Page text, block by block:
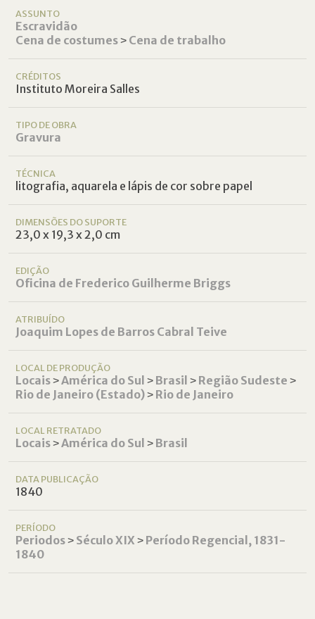
ASSUNTO
Escravidão
Cena de costumes˃ Cena de trabalho
CRÉDITOS
Instituto Moreira Salles
TIPO DE OBRA
Gravura
TÉCNICA
litografia, aquarela e lápis de cor sobre papel
DIMENSÕES DO SUPORTE
23,0 x 19,3 x 2,0 cm
EDIÇÃO
Oficina de Frederico Guilherme Briggs
ATRIBUÍDO
Joaquim Lopes de Barros Cabral Teive
LOCAL DE PRODUÇÃO
Locais˃América do Sul ˃ Brasil ˃ Região Sudeste ˃
Rio de Janeiro (Estado)˃ Rio de Janeiro
LOCAL RETRATADO
Locais˃América do Sul ˃ Brasil
DATA PUBLICAÇÃO
1840
PERÍODO
Periodos˃ Século XIX ˃ Período Regencial, 1831-
1840